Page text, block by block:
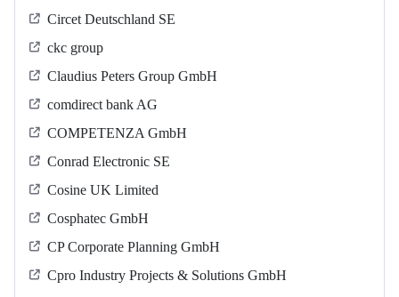
Circet Deutschland SE
ckc group
Claudius Peters Group GmbH
comdirect bank AG
COMPETENZA GmbH
Conrad Electronic SE
Cosine UK Limited
Cosphatec GmbH
CP Corporate Planning GmbH
Cpro Industry Projects & Solutions GmbH